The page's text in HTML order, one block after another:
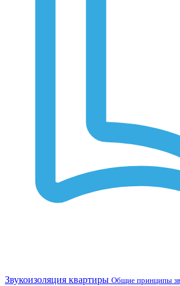
Звукоизоляция квартиры Общие принципы